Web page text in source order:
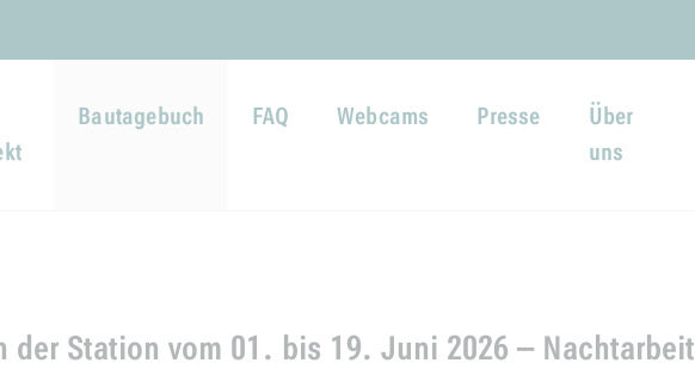
Bautagebuch FAQ Webcams Presse
Über
uns
der Station vom 01. bis 19. Juni 2026 – Nachtarbeit